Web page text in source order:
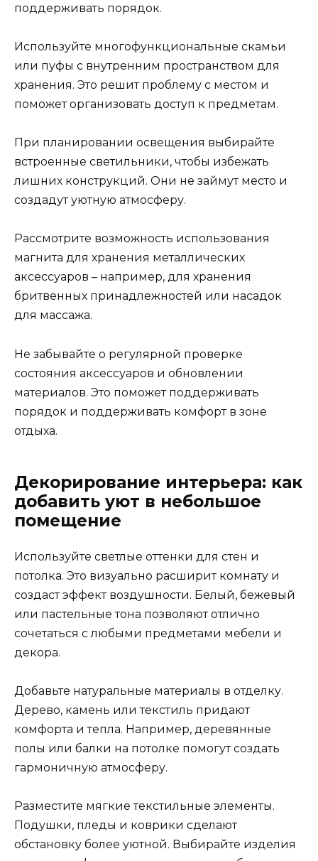
поддерживать порядок.
Используйте многофункциональные скамьи
или пуфы с внутренним пространством для
хранения. Это решит проблему с местом и
поможет организовать доступ к предметам.
При планировании освещения выбирайте
встроенные светильники, чтобы избежать
лишних конструкций. Они не займут место и
создадут уютную атмосферу.
Рассмотрите возможность использования
магнита для хранения металлических
аксессуаров – например, для хранения
бритвенных принадлежностей или насадок
для массажа.
Не забывайте о регулярной проверке
состояния аксессуаров и обновлении
материалов. Это поможет поддерживать
порядок и поддерживать комфорт в зоне
отдыха.
Декорирование интерьера: как
добавить уют в небольшое
помещение
Используйте светлые оттенки для стен и
потолка. Это визуально расширит комнату и
создаст эффект воздушности. Белый, бежевый
или пастельные тона позволяют отлично
сочетаться с любыми предметами мебели и
декора.
Добавьте натуральные материалы в отделку.
Дерево, камень или текстиль придают
комфорта и тепла. Например, деревянные
полы или балки на потолке помогут создать
гармоничную атмосферу.
Разместите мягкие текстильные элементы.
Подушки, пледы и коврики сделают
обстановку более уютной. Выбирайте изделия